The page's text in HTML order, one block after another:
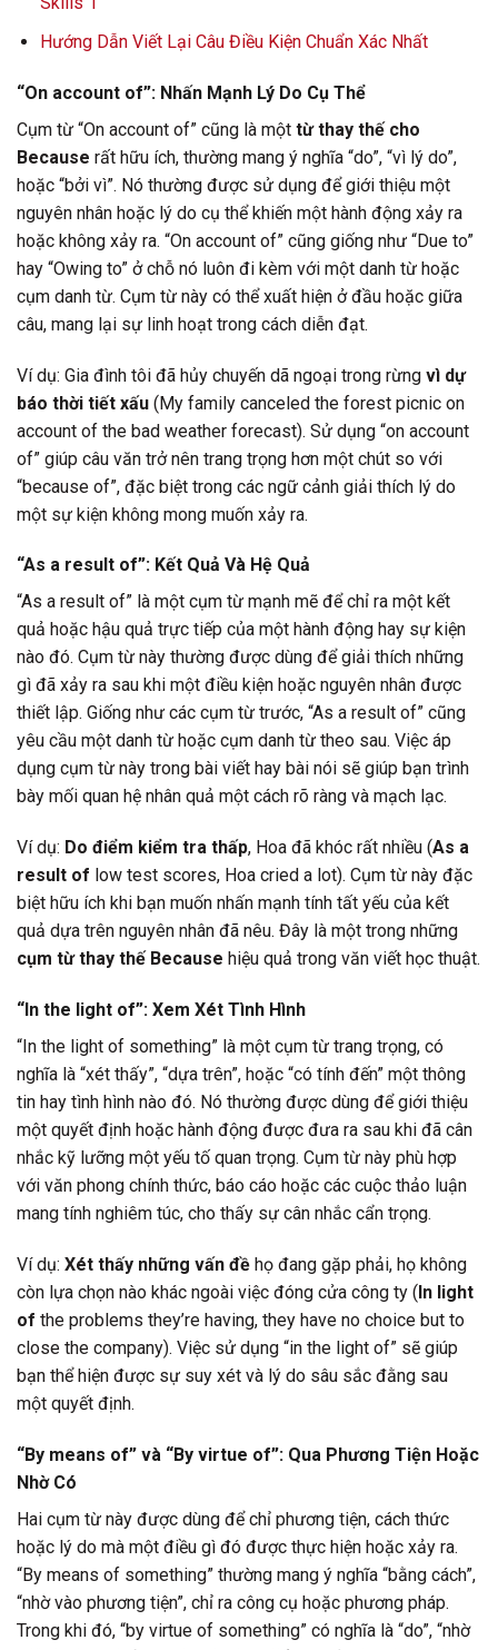
Hướng Dẫn Viết Lại Câu Điều Kiện Chuẩn Xác Nhất
“On account of”: Nhấn Mạnh Lý Do Cụ Thể
Cụm từ “On account of” cũng là một từ thay thế cho
Because rất hữu ích, thường mang ý nghĩa “do”, “vì lý do”,
hoặc “bởi vì”. Nó thường được sử dụng để giới thiệu một
nguyên nhân hoặc lý do cụ thể khiến một hành động xảy ra
hoặc không xảy ra. “On account of” cũng giống như “Due to”
hay “Owing to” ở chỗ nó luôn đi kèm với một danh từ hoặc
cụm danh từ. Cụm từ này có thể xuất hiện ở đầu hoặc giữa
câu, mang lại sự linh hoạt trong cách diễn đạt.
Ví dụ: Gia đình tôi đã hủy chuyến dã ngoại trong rừng vì dự
báo thời tiết xấu (My family canceled the forest picnic on
account of the bad weather forecast). Sử dụng “on account
of” giúp câu văn trở nên trang trọng hơn một chút so với
“because of”, đặc biệt trong các ngữ cảnh giải thích lý do
một sự kiện không mong muốn xảy ra.
“As a result of”: Kết Quả Và Hệ Quả
“As a result of” là một cụm từ mạnh mẽ để chỉ ra một kết
quả hoặc hậu quả trực tiếp của một hành động hay sự kiện
nào đó. Cụm từ này thường được dùng để giải thích những
gì đã xảy ra sau khi một điều kiện hoặc nguyên nhân được
thiết lập. Giống như các cụm từ trước, “As a result of” cũng
yêu cầu một danh từ hoặc cụm danh từ theo sau. Việc áp
dụng cụm từ này trong bài viết hay bài nói sẽ giúp bạn trình
bày mối quan hệ nhân quả một cách rõ ràng và mạch lạc.
Ví dụ: Do điểm kiểm tra thấp, Hoa đã khóc rất nhiều (As a
result of low test scores, Hoa cried a lot). Cụm từ này đặc
biệt hữu ích khi bạn muốn nhấn mạnh tính tất yếu của kết
quả dựa trên nguyên nhân đã nêu. Đây là một trong những
cụm từ thay thế Because hiệu quả trong văn viết học thuật.
“In the light of”: Xem Xét Tình Hình
“In the light of something” là một cụm từ trang trọng, có
nghĩa là “xét thấy”, “dựa trên”, hoặc “có tính đến” một thông
tin hay tình hình nào đó. Nó thường được dùng để giới thiệu
một quyết định hoặc hành động được đưa ra sau khi đã cân
nhắc kỹ lưỡng một yếu tố quan trọng. Cụm từ này phù hợp
với văn phong chính thức, báo cáo hoặc các cuộc thảo luận
mang tính nghiêm túc, cho thấy sự cân nhắc cẩn trọng.
Ví dụ: Xét thấy những vấn đề họ đang gặp phải, họ không
còn lựa chọn nào khác ngoài việc đóng cửa công ty (In light
of the problems they’re having, they have no choice but to
close the company). Việc sử dụng “in the light of” sẽ giúp
bạn thể hiện được sự suy xét và lý do sâu sắc đằng sau
một quyết định.
“By means of” và “By virtue of”: Qua Phương Tiện Hoặc
Nhờ Có
Hai cụm từ này được dùng để chỉ phương tiện, cách thức
hoặc lý do mà một điều gì đó được thực hiện hoặc xảy ra.
“By means of something” thường mang ý nghĩa “bằng cách”,
“nhờ vào phương tiện”, chỉ ra công cụ hoặc phương pháp.
Trong khi đó, “by virtue of something” có nghĩa là “do”, “nhờ